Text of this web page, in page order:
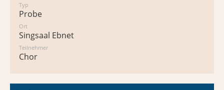
Typ
Probe
Ort
Singsaal Ebnet
Teilnehmer
Chor